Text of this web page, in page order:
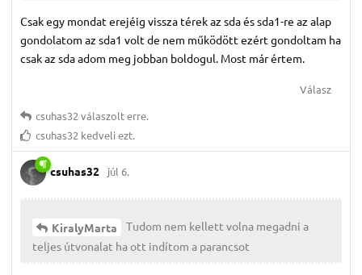
Csak egy mondat erejéig vissza térek az sda és sda1-re az alap
gondolatom az sda1 volt de nem működött ezért gondoltam ha
csak az sda adom meg jobban boldogul. Most már értem.
Válasz
csuhas32 válaszolt erre.
csuhas32 kedveli ezt.
csuhas32 júl 6.
KiralyMarta
Tudom nem kellett volna megadni a
teljes útvonalat ha ott indítom a parancsot